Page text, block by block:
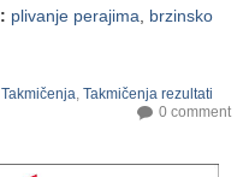
: plivanje perajima
brzinsko
Takmičenja, Takmičenja rezultati
0 comment